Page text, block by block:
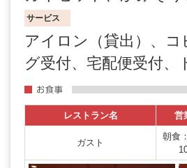
サービス
アイロン（貸出）、
グ受付、宅配便受付、
レストラン名 営
ガスト
朝食